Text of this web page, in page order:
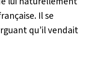
Il se
qu’il vendait